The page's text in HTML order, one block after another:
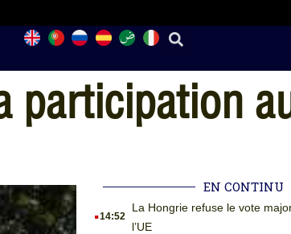
participation
EN CONTINU
.14:52
La Hongrie refuse le vote
l’UE